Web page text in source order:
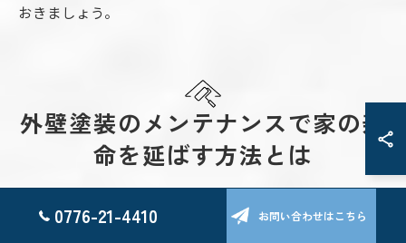
おきましょう。
外壁塗装のメンテナンスで家の寿
命を延ばす方法とは
定期的な洗浄で外壁を長持ちさせる
0776-21-4410 お問い合わせはこちら